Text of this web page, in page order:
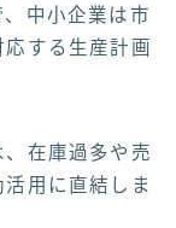
中小企業は市
する生産計画
在庫過多や売
用に直結しま